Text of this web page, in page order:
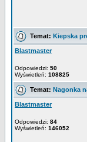
Temat: Kiepska
Blastmaster
Odpowiedzi: 50
Wyświetleń: 108825
Temat: Nagonka
Blastmaster
Odpowiedzi: 84
Wyświetleń: 146052